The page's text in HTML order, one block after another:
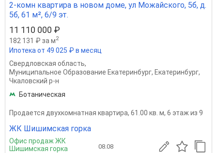
2-комн квартира в новом доме, ул Можайского, 5б, д.
5б, 61 м², 6/9 эт.
11 110 000 ₽
182 131 ₽ за м2
Ипотека от 49 025 ₽ в месяц
Свердловская область,
Муниципальное Образование Екатеринбург, Екатеринбург,
Чкаловский р-н
Ботаническая
Продается двухкомнатная квартира, 61.00 кв. м, 6 этаж из 9
ЖК Шишимская горка
Офис продаж ЖК
Шишимская горка
08.08